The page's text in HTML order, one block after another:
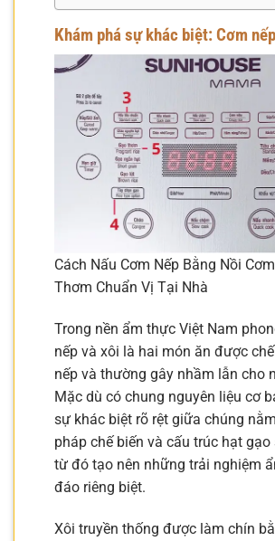
Khám phá sự khác biệt: Cơm
Cách Nấu Cơm Nếp Bằng Nồi
Thơm Chuẩn Vị Tại Nhà
Trong nền ẩm thực Việt Nam
nếp và xôi là hai món ăn được
nếp và thường gây nhầm lẫn cho
Mặc dù có chung nguyên liệu cơ
sự khác biệt rõ rệt giữa chúng
pháp chế biến và cấu trúc hạt gạo
từ đó tạo nên những trải nghiệm
đáo riêng biệt.
Xôi truyền thống được làm chín